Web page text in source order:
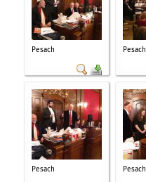
Pesach Pesach
Pesach Pesach